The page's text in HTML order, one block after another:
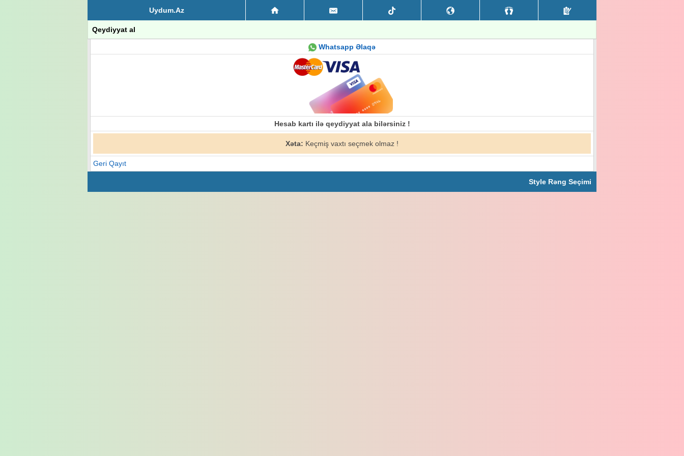
Uydum.Az
Qeydiyyat al
Whatsapp Əlaqə
Hesab kartı ilə qeydiyyat ala bilərsiniz !
Xəta: Keçmiş vaxtı seçmek olmaz !
Geri Qayıt
Style Rəng Seçimi